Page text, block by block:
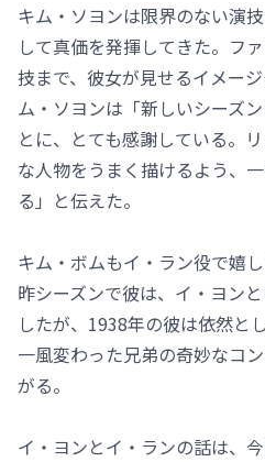
キム・ソヨンは限界のない演
して真価を発揮してきた。フ
技まで、彼女が見せるイメー
ム・ソヨンは「新しいシーズ
とに、とても感謝している。
な人物をうまく描けるよう、
る」と伝えた。
キム・ボムもイ・ラン役で嬉
昨シーズンで彼は、イ・ヨン
したが、1938年の彼は依然と
一風変わった兄弟の奇妙なコ
がる。
イ・ヨンとイ・ランの話は、